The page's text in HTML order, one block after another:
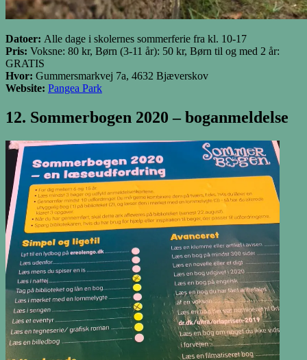
Datoer: Alle dage i skolernes sommerferie fra kl. 10-17
Pris: Voksne: 80 kr, Børn (3-11 år): 50 kr, Børn til og med 2 år:
GRATIS
Hvor: Gummersmarkvej 7a, 4632 Bjæverskov
Website: Pangea Park
12. Sommerbogen 2020 – boganmeldelse